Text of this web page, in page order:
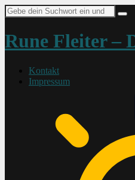
Suche
nach:
Rune Fleiter –
Kontakt
Impressum